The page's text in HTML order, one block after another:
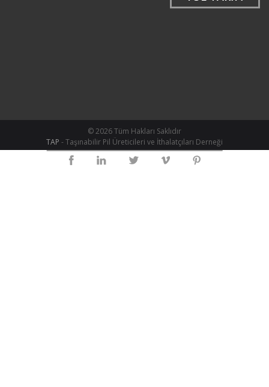
© 2026 Tüm Hakları Saklıdır
TAP - Taşınabilir Pil Üreticileri ve İthalatçıları Derneği